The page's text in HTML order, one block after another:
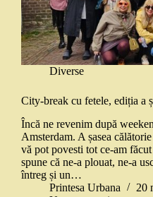
Diverse
City-break cu fetele, ediția a
Încă ne revenim după
Amsterdam. A șasea
vă pot povesti tot ce-am
spune că ne-a plouat, ne-a
întreg și un…
Printesa Urbana
20